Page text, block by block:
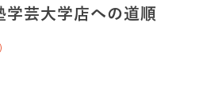
前向きにトレーニング
学芸大学店への道順